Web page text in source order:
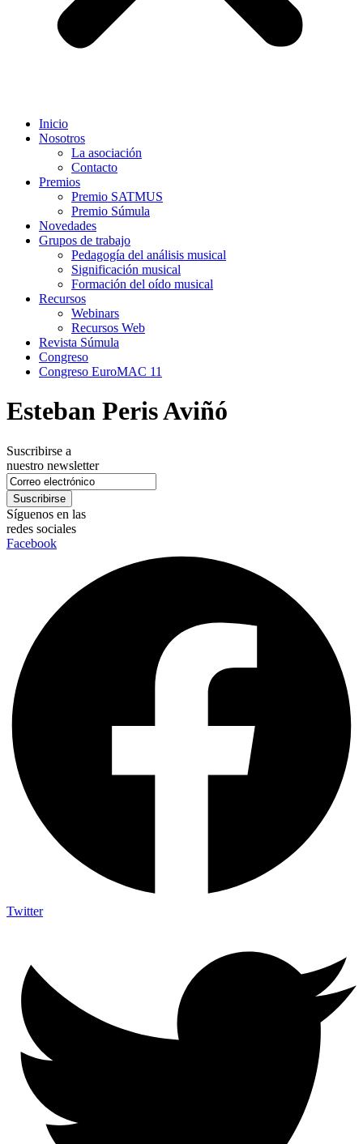
Inicio
Nosotros
La asociación
Contacto
Premios
Premio SATMUS
Premio Súmula
Novedades
Grupos de trabajo
Pedagogía del análisis musical
Significación musical
Formación del oído musical
Recursos
Webinars
Recursos Web
Revista Súmula
Congreso
Congreso EuroMAC 11
Esteban Peris Aviñó
Suscribirse a
nuestro newsletter
Síguenos en las
redes sociales
Facebook
Twitter